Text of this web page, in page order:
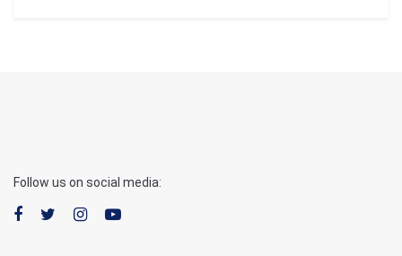
Follow us on social media: